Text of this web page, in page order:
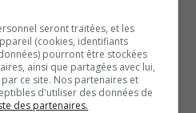
et du
l’appel est à la prudence en
reprennent le chemin de
Sûreté du Québec Nancy
seront traitées, et les
(cookies, identifiants
pourront être stockées
ainsi que partagées avec lui,
ce site. Nos partenaires et
d'utiliser des données de
des partenaires.